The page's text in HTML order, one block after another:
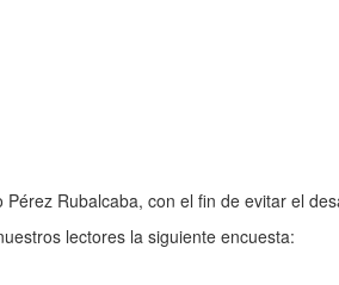
Rubalcaba, con el fin de evitar el
lectores la siguiente encuesta: